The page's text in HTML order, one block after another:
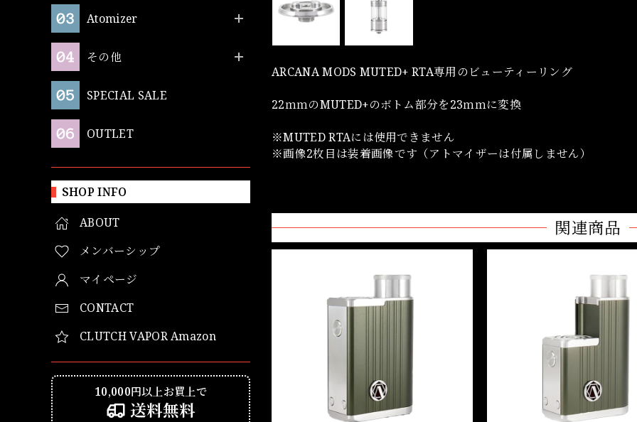
Atomizer
その他
SPECIAL SALE
OUTLET
SHOP INFO
ABOUT
メンバーシップ
マイページ
CONTACT
CLUTCH VAPOR Amazon
10,000円以上お買上で
送料無料
ARCANA MODS MUTED+ RTA専用のビューティーリング
22ｍｍのMUTED+のボトム部分を23ｍｍに変換
※MUTED RTAには使用できません
※画像2枚目は装着画像です（アトマイザーは付属しません）
関連商品